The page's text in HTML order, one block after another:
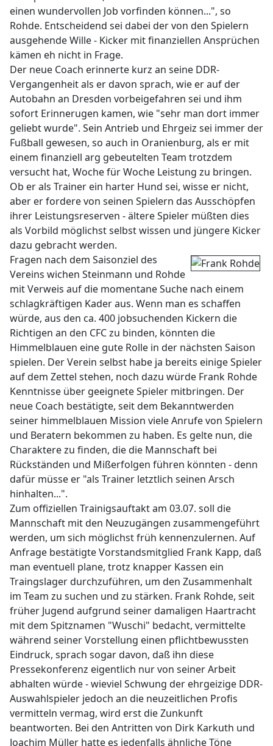
einen wundervollen Job vorfinden können...", so
Rohde. Entscheidend sei dabei der von den Spielern
ausgehende Wille - Kicker mit finanziellen Ansprüchen
kämen eh nicht in Frage.
Der neue Coach erinnerte kurz an seine DDR-
Vergangenheit als er davon sprach, wie er auf der
Autobahn an Dresden vorbeigefahren sei und ihm
sofort Erinnerugen kamen, wie "sehr man dort immer
geliebt wurde". Sein Antrieb und Ehrgeiz sei immer der
Fußball gewesen, so auch in Oranienburg, als er mit
einem finanziell arg gebeutelten Team trotzdem
versucht hat, Woche für Woche Leistung zu bringen.
Ob er als Trainer ein harter Hund sei, wisse er nicht,
aber er fordere von seinen Spielern das Ausschöpfen
ihrer Leistungsreserven - ältere Spieler müßten dies
als Vorbild möglichst selbst wissen und jüngere Kicker
dazu gebracht werden.
Fragen nach dem Saisonziel des
Vereins wichen Steinmann und Rohde
mit Verweis auf die momentane Suche nach einem
schlagkräftigen Kader aus. Wenn man es schaffen
würde, aus den ca. 400 jobsuchenden Kickern die
Richtigen an den CFC zu binden, könnten die
Himmelblauen eine gute Rolle in der nächsten Saison
spielen. Der Verein selbst habe ja bereits einige Spieler
auf dem Zettel stehen, noch dazu würde Frank Rohde
Kenntnisse über geeignete Spieler mitbringen. Der
neue Coach bestätigte, seit dem Bekanntwerden
seiner himmelblauen Mission viele Anrufe von Spielern
und Beratern bekommen zu haben. Es gelte nun, die
Charaktere zu finden, die die Mannschaft bei
Rückständen und Mißerfolgen führen könnten - denn
dafür müsse er "als Trainer letztlich seinen Arsch
hinhalten...".
Zum offiziellen Trainigsauftakt am 03.07. soll die
Mannschaft mit den Neuzugängen zusammengeführt
werden, um sich möglichst früh kennenzulernen. Auf
Anfrage bestätigte Vorstandsmitglied Frank Kapp, daß
man eventuell plane, trotz knapper Kassen ein
Traingslager durchzuführen, um den Zusammenhalt
im Team zu suchen und zu stärken. Frank Rohde, seit
früher Jugend aufgrund seiner damaligen Haartracht
mit dem Spitznamen "Wuschi" bedacht, vermittelte
während seiner Vorstellung einen pflichtbewussten
Eindruck, sprach sogar davon, daß ihn diese
Pressekonferenz eigentlich nur von seiner Arbeit
abhalten würde - wieviel Schwung der ehrgeizige DDR-
Auswahlspieler jedoch an die neuzeitlichen Profis
vermitteln vermag, wird erst die Zunkunft
beantworten. Bei den Antritten von Dirk Karkuth und
Joachim Müller hatte es jedenfalls ähnliche Töne